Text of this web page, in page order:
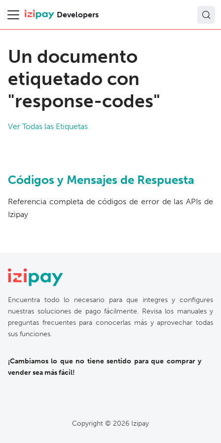
Developers
Un documento
etiquetado con
"response-codes"
Ver Todas las Etiquetas
Códigos y Mensajes de Respuesta
Referencia completa de códigos de error de las APIs de
Izipay
Encuentra todo lo necesario para que integres y configures
nuestras soluciones de pago fácilmente. Revisa los manuales y
preguntas frecuentes para conocerlas más y aprovechar todas
sus funciones.
¡Cambiamos lo que no tiene sentido para que comprar y
vender sea más fácil!
Copyright © 2026 Izipay